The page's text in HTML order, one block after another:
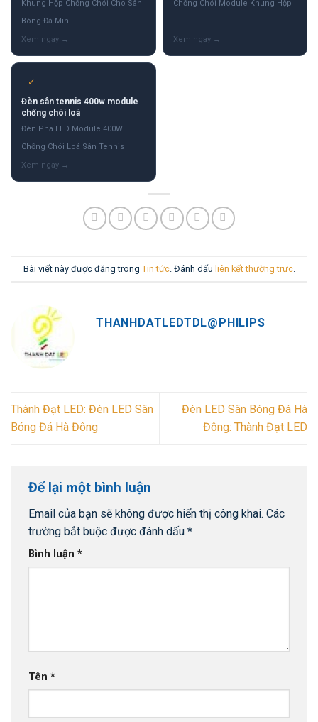
Khung Hộp Chống Chói Cho Sân
Bóng Đá Mini
Chống Chói Module Khung Hộp
✓
Đèn sân tennis 400w module
chống chói loá
Đèn Pha LED Module 400W
Chống Chói Loá Sân Tennis
Bài viết này được đăng trong Tin tức. Đánh dấu liên kết thường trực.
THANHDATLEDTDL@PHILIPS
Thành Đạt LED: Đèn LED Sân
Bóng Đá Hà Đông
Đèn LED Sân Bóng Đá Hà
Đông: Thành Đạt LED
Để lại một bình luận
Email của bạn sẽ không được hiển thị công khai. Các
trường bắt buộc được đánh dấu *
Bình luận *
Tên *